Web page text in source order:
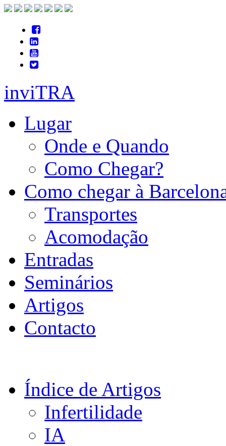
inviTRA
Lugar
Onde e Quando
Como Chegar?
Como chegar à
Transportes
Acomodação
Entradas
Seminários
Artigos
Contacto
Índice de Artigos
Infertilidade
IA